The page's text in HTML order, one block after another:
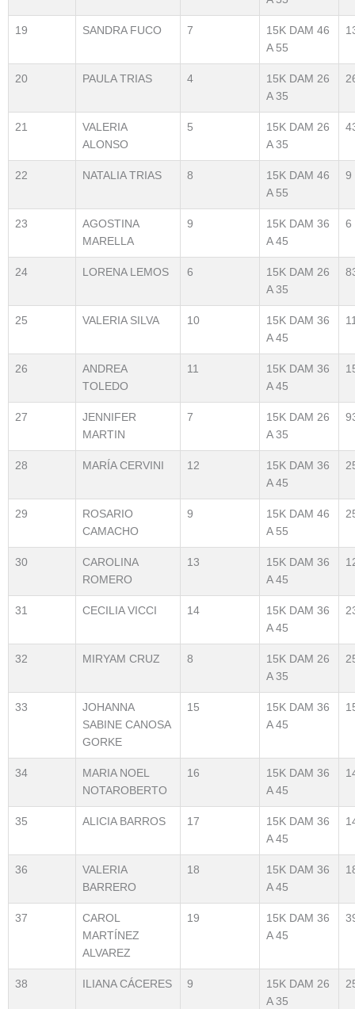
19 SANDRA FUCO 7
15K DAM 46
A 55
20 PAULA TRIAS 4
15K DAM 26
A 35
21
VALERIA
ALONSO
5
15K DAM 26
A 35
22 NATALIA TRIAS 8
15K DAM 46
A 55
9
23
AGOSTINA
MARELLA
9
15K DAM 36
A 45
6
24 LORENA LEMOS 6
15K DAM 26
A 35
25 VALERIA SILVA 10
15K DAM 36
A 45
26
ANDREA
TOLEDO
11
15K DAM 36
A 45
27
JENNIFER
MARTIN
7
15K DAM 26
A 35
28 MARÍA CERVINI 12
15K DAM 36
A 45
29
ROSARIO
CAMACHO
9
15K DAM 46
A 55
30
CAROLINA
ROMERO
13
15K DAM 36
A 45
31 CECILIA VICCI 14
15K DAM 36
A 45
32 MIRYAM CRUZ 8
15K DAM 26
A 35
33
JOHANNA
SABINE CANOSA
GORKE
15
15K DAM 36
A 45
34
MARIA NOEL
NOTAROBERTO
16
15K DAM 36
A 45
35 ALICIA BARROS 17
15K DAM 36
A 45
36
VALERIA
BARRERO
18
15K DAM 36
A 45
37
CAROL
MARTÍNEZ
ALVAREZ
19
15K DAM 36
A 45
38 ILIANA CÁCERES 9
15K DAM 26
A 35